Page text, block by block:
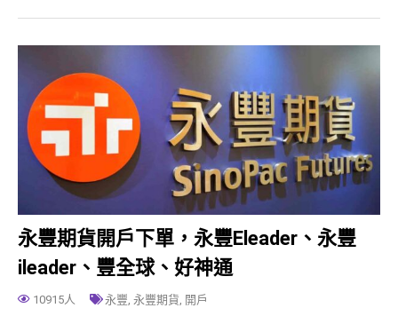
永豐期貨開戶下單，永豐Eleader、永豐
ileader、豐全球、好神通
10915人 永豐 永豐期貨 開戶